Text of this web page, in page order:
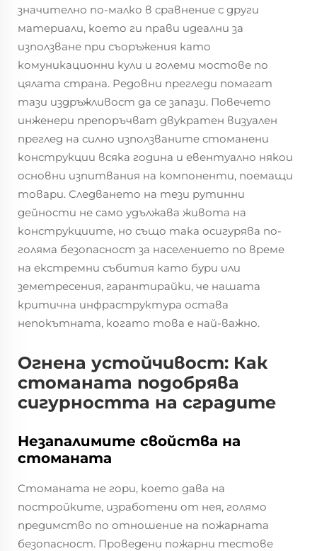
значително по-малко в сравнение с други
материали, което ги прави идеални за
използване при съоръжения като
комуникационни кули и големи мостове по
цялата страна. Редовни прегледи помагат
тази издръжливост да се запази. Повечето
инженери препоръчват двукратен визуален
преглед на силно използваните стоманени
конструкции всяка година и евентуално някои
основни изпитвания на компоненти, поемащи
товари. Следването на тези рутинни
дейности не само удължава живота на
конструкциите, но също така осигурява по-
голяма безопасност за населението по време
на екстремни събития като бури или
земетресения, гарантирайки, че нашата
критична инфраструктура остава
непокътната, когато това е най-важно.
Огнена устойчивост: Как
стоманата подобрява
сигурността на сградите
Незапалимите свойства на
стоманата
Стоманата не гори, което дава на
постройките, изработени от нея, голямо
предимство по отношение на пожарната
безопасност. Проведени пожарни тестове